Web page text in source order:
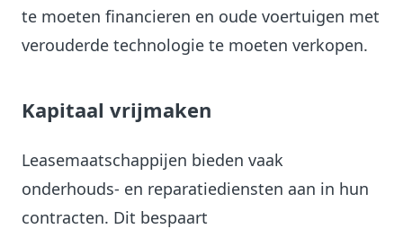
te moeten financieren en oude voertuigen met
verouderde technologie te moeten verkopen.
Kapitaal vrijmaken
Leasemaatschappijen bieden vaak
onderhouds- en reparatiediensten aan in hun
contracten. Dit bespaart